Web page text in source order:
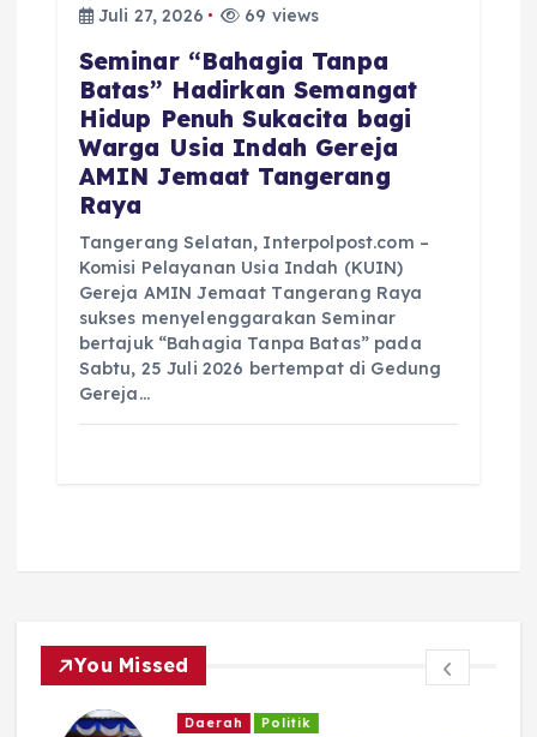
Juli 27, 2026
69 views
Seminar “Bahagia Tanpa
Batas” Hadirkan Semangat
Hidup Penuh Sukacita bagi
Warga Usia Indah Gereja
AMIN Jemaat Tangerang
Raya
Tangerang Selatan, Interpolpost.com –
Komisi Pelayanan Usia Indah (KUIN)
Gereja AMIN Jemaat Tangerang Raya
sukses menyelenggarakan Seminar
bertajuk “Bahagia Tanpa Batas” pada
Sabtu, 25 Juli 2026 bertempat di Gedung
Gereja…
You Missed
Daerah Politik